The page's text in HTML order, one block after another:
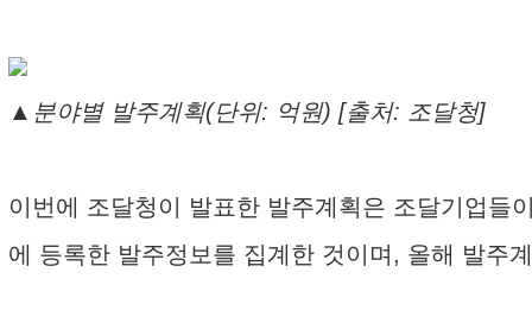
▲분야별 발주계획(단위: 억원) [출처: 조달청]
이번에 조달청이 발표한 발주계획은 조달기업들
에 등록한 발주정보를 집계한 것이며, 올해 발주